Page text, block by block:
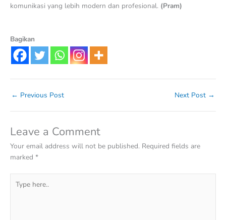
komunikasi yang lebih modern dan profesional. (Pram)
Bagikan
← Previous Post Next Post →
Leave a Comment
Your email address will not be published. Required fields are
marked *
here..